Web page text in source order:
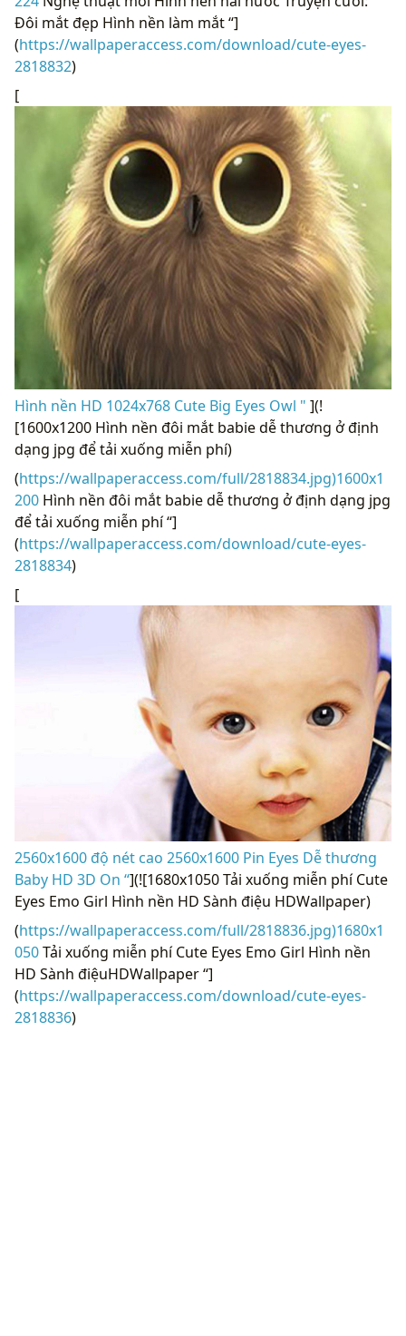
Đôi mắt đẹp Hình nền làm mắt “]
(https://wallpaperaccess.com/download/cute-eyes-
2818832)
[
Hình nền HD 1024x768 Cute Big Eyes Owl " ](!
[1600x1200 Hình nền đôi mắt babie dễ thương ở định
dạng jpg để tải xuống miễn phí)
(https://wallpaperaccess.com/full/2818834.jpg)1600x1
200 Hình nền đôi mắt babie dễ thương ở định dạng jpg
để tải xuống miễn phí “]
(https://wallpaperaccess.com/download/cute-eyes-
2818834)
[
2560x1600 độ nét cao 2560x1600 Pin Eyes Dễ thương
Baby HD 3D On “](![1680x1050 Tải xuống miễn phí Cute
Eyes Emo Girl Hình nền HD Sành điệu HDWallpaper)
(https://wallpaperaccess.com/full/2818836.jpg)1680x1
050Tải xuống miễn phí Cute Eyes Emo Girl Hình nền
HD Sành điệuHDWallpaper “]
(https://wallpaperaccess.com/download/cute-eyes-
2818836)